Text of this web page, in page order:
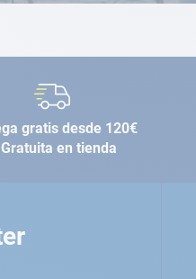
gratis desde 120€
en tienda